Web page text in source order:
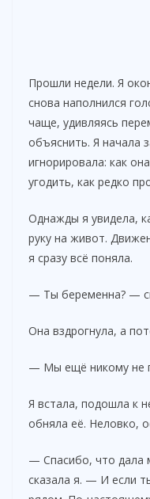
Прошли недели. Я
снова наполнился
чаще, удивляясь
объяснить. Я начала
игнорировала: как
угодить, как редко
Однажды я увидела,
руку на живот.
я сразу всё поняла.
— Ты беременна? —
Она вздрогнула, а
— Мы ещё никому не
Я встала, подошла к
обняла её. Неловко,
— Спасибо, что дала
сказала я. — И если